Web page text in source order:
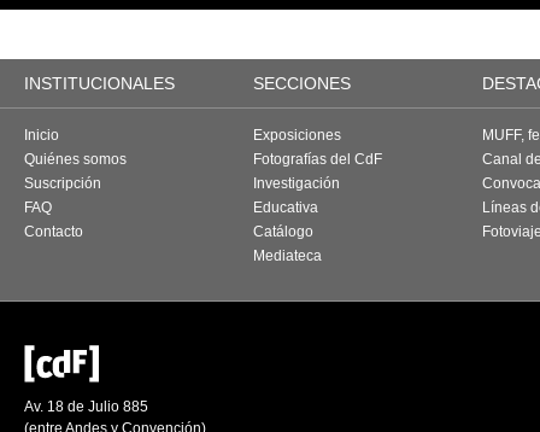
INSTITUCIONALES SECCIONES
Inicio
Quiénes somos
Suscripción
FAQ
Contacto
Exposiciones
Fotografías del CdF
Investigación
Educativa
Catálogo
Mediateca
MUFF,
Canal
Líneas
Av. 18 de Julio 885
(entre Andes y Convención)